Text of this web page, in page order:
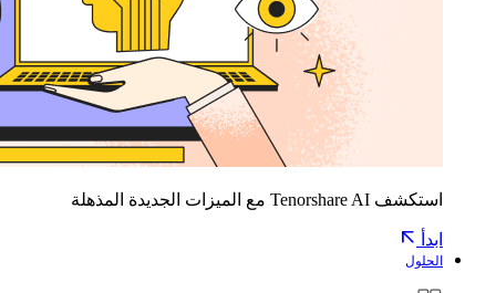
استكشف Tenorshare AI مع الميزات الجديدة المذهلة
ابدأ
الحلول